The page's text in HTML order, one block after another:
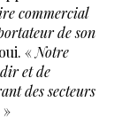
commercial
de son
« Notre
et de
des secteurs
»